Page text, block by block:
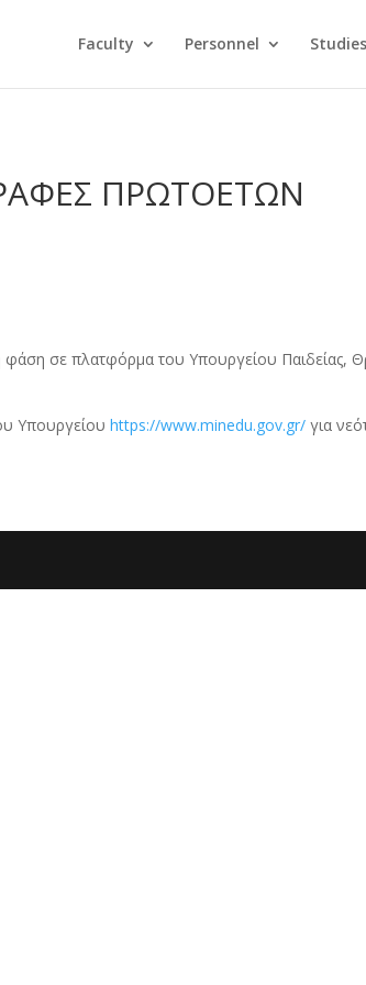
Faculty Personnel Studies
ΠΡΩΤΟΕΤΩΝ
σε πλατφόρμα του Υπουργείου Παιδείας,
Υπουργείουhttps://www.minedu.gov.gr/ για